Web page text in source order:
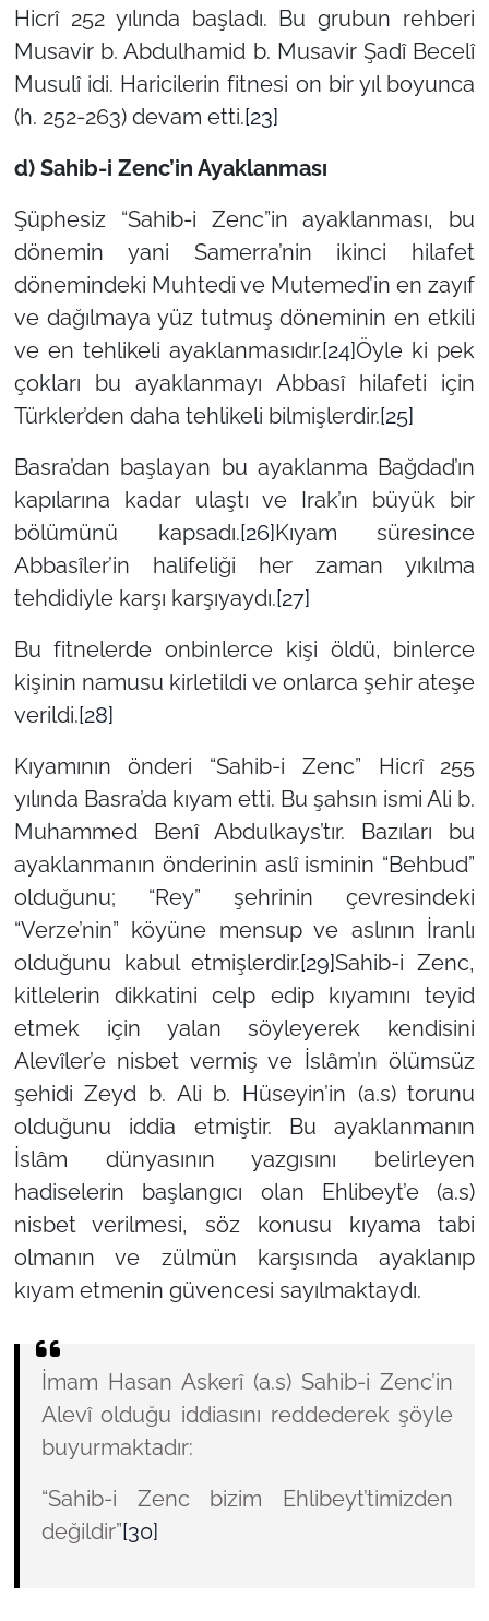
Hicrî 252 yılında başladı. Bu grubun rehberi
Musavir b. Abdulhamid b. Musavir Şadî Becelî
Musulî idi. Haricilerin fitnesi on bir yıl boyunca
(h. 252-263) devam etti.[23]
d) Sahib-i Zenc’in Ayaklanması
Şüphesiz “Sahib-i Zenc”in ayaklanması, bu
dönemin yani Samerra’nin ikinci hilafet
dönemindeki Muhtedi ve Mutemed’in en zayıf
ve dağılmaya yüz tutmuş döneminin en etkili
ve en tehlikeli ayaklanmasıdır.[24]Öyle ki pek
çokları bu ayaklanmayı Abbasî hilafeti için
Türkler’den daha tehlikeli bilmişlerdir.[25]
Basra’dan başlayan bu ayaklanma Bağdad’ın
kapılarına kadar ulaştı ve Irak’ın büyük bir
bölümünü kapsadı.[26]Kıyam süresince
Abbasîler’in halifeliği her zaman yıkılma
tehdidiyle karşı karşıyaydı.[27]
Bu fitnelerde onbinlerce kişi öldü, binlerce
kişinin namusu kirletildi ve onlarca şehir ateşe
verildi.[28]
Kıyamının önderi “Sahib-i Zenc” Hicrî 255
yılında Basra’da kıyam etti. Bu şahsın ismi Ali b.
Muhammed Benî Abdulkays’tır. Bazıları bu
ayaklanmanın önderinin aslî isminin “Behbud”
olduğunu; “Rey” şehrinin çevresindeki
“Verze’nin” köyüne mensup ve aslının İranlı
olduğunu kabul etmişlerdir.[29]Sahib-i Zenc,
kitlelerin dikkatini celp edip kıyamını teyid
etmek için yalan söyleyerek kendisini
Alevîler’e nisbet vermiş ve İslâm’ın ölümsüz
şehidi Zeyd b. Ali b. Hüseyin’in (a.s) torunu
olduğunu iddia etmiştir. Bu ayaklanmanın
İslâm dünyasının yazgısını belirleyen
hadiselerin başlangıcı olan Ehlibeyt’e (a.s)
nisbet verilmesi, söz konusu kıyama tabi
olmanın ve zülmün karşısında ayaklanıp
kıyam etmenin güvencesi sayılmaktaydı.
İmam Hasan Askerî (a.s) Sahib-i Zenc’in
Alevî olduğu iddiasını reddederek şöyle
buyurmaktadır:
“Sahib-i Zenc bizim Ehlibeyt’timizden
değildir”[30]